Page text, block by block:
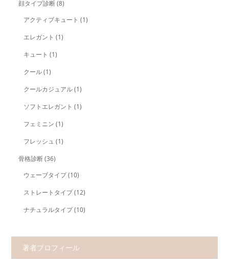
顔タイプ診断(8)
アクティブキュート (1)
エレガント (1)
キュート (1)
クール(1)
クールカジュアル(1)
ソフトエレガント (1)
フェミニン (1)
フレッシュ (1)
骨格診断(36)
ウェーブタイプ(10)
ストレートタイプ(12)
ナチュラルタイプ(10)
著者プロフィール